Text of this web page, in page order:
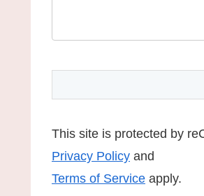
This site is protected by
Privacy Policy and
Terms of Service apply.